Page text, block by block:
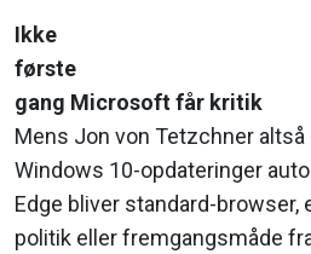
Ikke
første
gang Microsoft får kritik
Mens Jon von Tetzchner
Windows 10-opdateringer
Edge bliver standard-browser,
politik eller fremgangsmåde